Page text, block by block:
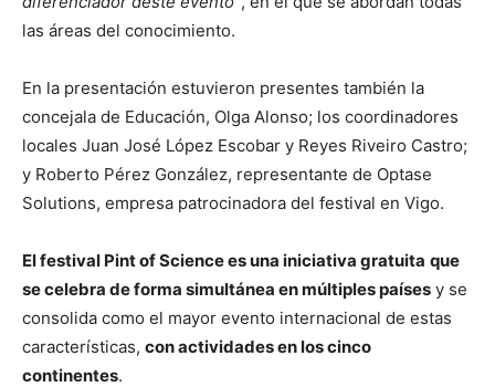
las áreas del conocimiento.
En la presentación estuvieron presentes también la
concejala de Educación, Olga Alonso; los coordinadores
locales Juan José López Escobar y Reyes Riveiro Castro;
y Roberto Pérez González, representante de Optase
Solutions, empresa patrocinadora del festival en Vigo.
El festival Pint of Science es una iniciativa gratuita que
se celebra de forma simultánea en múltiples países y se
consolida como el mayor evento internacional de estas
características, con actividades en los cinco
continentes.